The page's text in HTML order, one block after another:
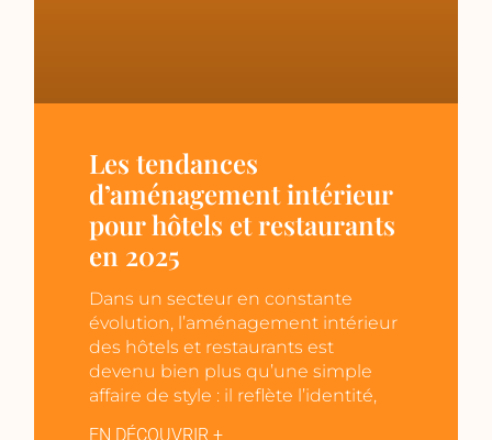
Les tendances
d’aménagement intérieur
pour hôtels et restaurants
en 2025
Dans un secteur en constante
évolution, l’aménagement intérieur
des hôtels et restaurants est
devenu bien plus qu’une simple
affaire de style : il reflète l’identité,
EN DÉCOUVRIR +